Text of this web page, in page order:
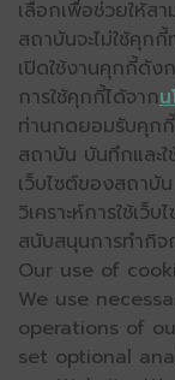
เลือกเพื่อช่วยให้ส
สถาบันจะไม่ใช้คุก
เปิดใช้งานคุกกี้ดัง
การใช้คุกกี้ได้จาก
ท่านกดยอมรับคุก
สถาบัน บันทึกและ
เว็บไซต์ของสถาบั
วิเคราะห์การใช้เ
สนับสนุนการทำกิจ
Our use of
We use
operations of
set optional